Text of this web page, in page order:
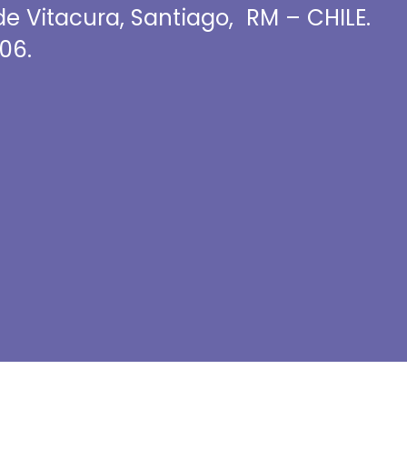
Vitacura, Santiago, RM – CHILE.